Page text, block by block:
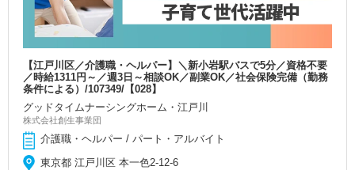
【江戸川区／介護職・ヘルパー】＼新小岩駅バスで5分／資格不要
／時給1311円～／週3日～相談OK／副業OK／社会保険完備（勤務
条件による）/107349/【028】
グッドタイムナーシングホーム・江戸川
株式会社創生事業団
介護職・ヘルパー / パート・アルバイト
東京都 江戸川区 本一色2-12-6